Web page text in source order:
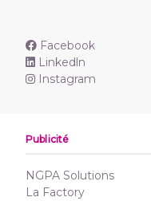
Facebook
Linkedln
Instagram
Publicité
NGPA Solutions
La Factory